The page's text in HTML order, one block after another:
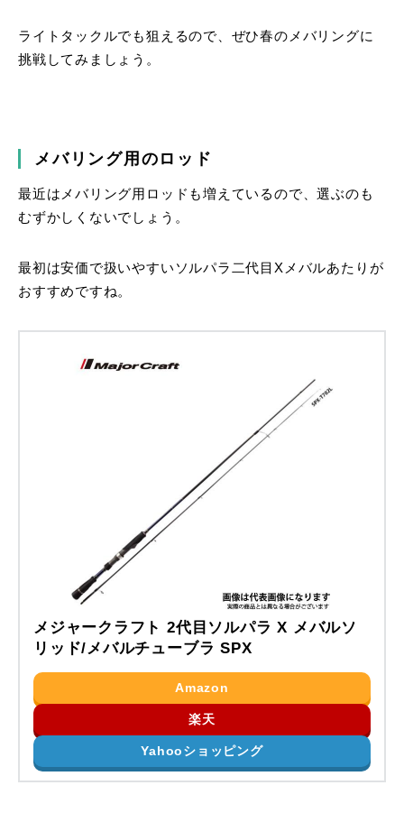
ライトタックルでも狙えるので、ぜひ春のメバリングに
挑戦してみましょう。
メバリング用のロッド
最近はメバリング用ロッドも増えているので、選ぶのも
むずかしくないでしょう。
最初は安価で扱いやすいソルパラ二代目Xメバルあたりが
おすすめですね。
メジャークラフト 2代目ソルパラ X メバルソ
リッド/メバルチューブラ SPX
Amazon
楽天
Yahooショッピング